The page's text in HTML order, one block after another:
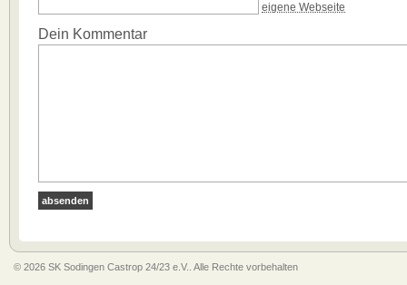
eigene Webseite
Dein Kommentar
© 2026 SK Sodingen Castrop 24/23 e.V.. Alle Rechte vorbehalten